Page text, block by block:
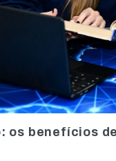
os benefícios